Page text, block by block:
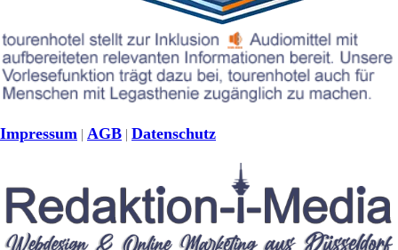
Impressum | AGB | Datenschutz